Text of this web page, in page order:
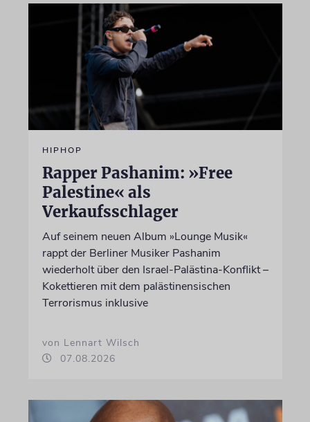
HIPHOP
Rapper Pashanim: »Free
Palestine« als
Verkaufsschlager
Auf seinem neuen Album »Lounge Musik«
rappt der Berliner Musiker Pashanim
wiederholt über den Israel-Palästina-Konflikt –
Kokettieren mit dem palästinensischen
Terrorismus inklusive
von Lennart Wilsch
07.08.2026